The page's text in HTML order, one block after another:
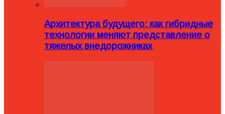
Архитектура будущего: как гибридные
технологии меняют представление о
тяжелых внедорожниках